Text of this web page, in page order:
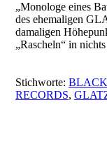
„Monologe eines
des ehemaligen
damaligen
„Rascheln“ in
Stichworte:
RECORDS,